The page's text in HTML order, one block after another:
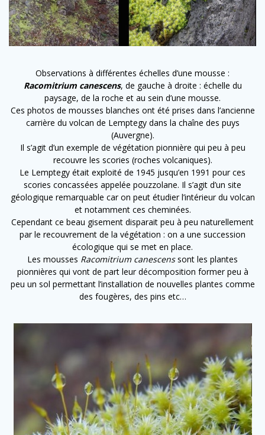
Observations à différentes échelles d’une mousse :
Racomitrium canescens, de gauche à droite : échelle du
paysage, de la roche et au sein d’une mousse.
Ces photos de mousses blanches ont été prises dans l’ancienne
carrière du volcan de Lemptegy dans la chaîne des puys
(Auvergne).
Il s’agit d’un exemple de végétation pionnière qui peu à peu
recouvre les scories (roches volcaniques).
Le Lemptegy était exploité de 1945 jusqu’en 1991 pour ces
scories concassées appelée pouzzolane. Il s’agit d’un site
géologique remarquable car on peut étudier l’intérieur du volcan
et notamment ces cheminées.
Cependant ce beau gisement disparait peu à peu naturellement
par le recouvrement de la végétation : on a une succession
écologique qui se met en place.
Les mousses Racomitrium canescenssont les plantes
pionnières qui vont de part leur décomposition former peu à
peu un sol permettant l’installation de nouvelles plantes comme
des fougères, des pins etc…